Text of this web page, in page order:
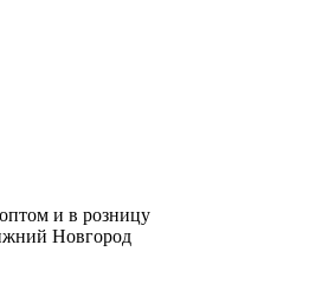
и в розницу
Новгород